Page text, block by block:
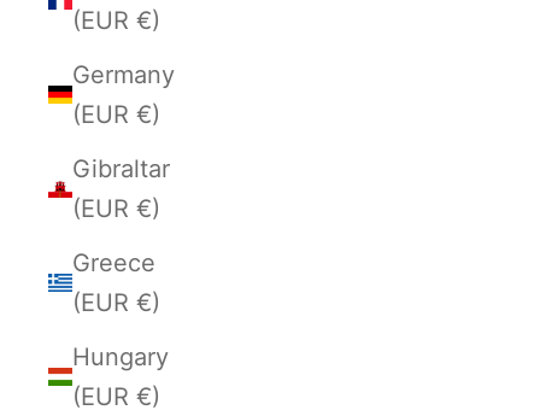
(EUR €)
Germany
(EUR €)
Gibraltar
(EUR €)
Greece
(EUR €)
Hungary
(EUR €)